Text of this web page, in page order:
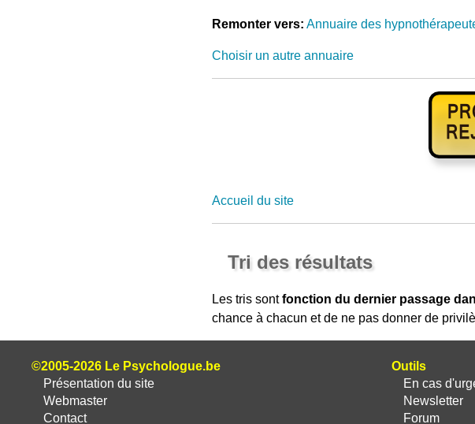
Remonter vers: Annuaire des
Choisir un autre annuaire
Accueil du site
Tri des résultats
Les tris sontfonction du dernier passage
chance à chacun et de ne pas donner de
©2005-2026 Le Psychologue.be
Présentation du site
Webmaster
Contact
Outils
En cas
Newsletter
Forum